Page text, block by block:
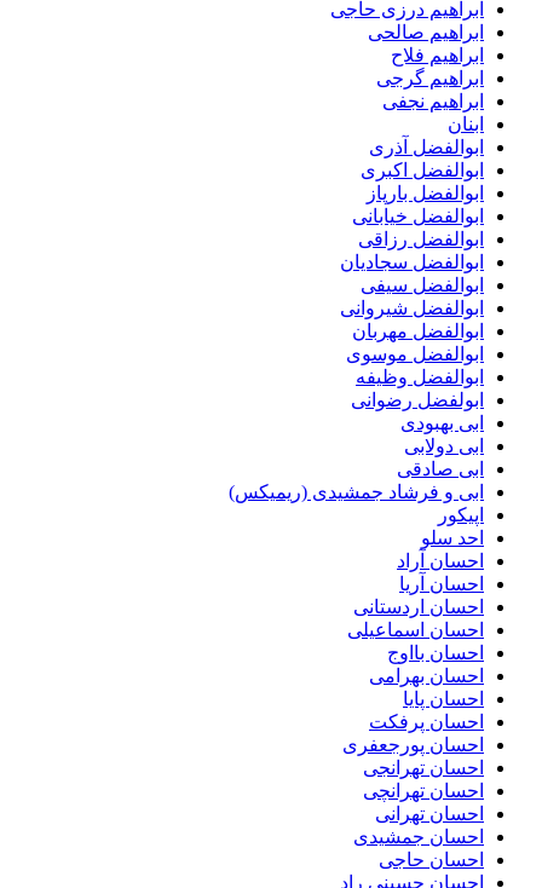
ابراهیم درزی حاجی
ابراهیم صالحی
ابراهیم فلاح
ابراهیم گرجی
ابراهیم نجفی
ابنان
ابوالفضل آذری
ابوالفضل اکبری
ابوالفضل بارپاز
ابوالفضل خیابانی
ابوالفضل رزاقی
ابوالفضل سجادیان
ابوالفضل سیفی
ابوالفضل شیروانی
ابوالفضل مهربان
ابوالفضل موسوی
ابوالفضل وظیفه
ابولفضل رضوانی
ابی بهبودی
ابی دولابی
ابی صادقی
ابی و فرشاد جمشیدی (ریمیکس)
اپیکور
احد سلو
احسان آراد
احسان آریا
احسان اردستانی
احسان اسماعیلی
احسان بااوج
احسان بهرامی
احسان پایا
احسان پرفکت
احسان پورجعفری
احسان تهرانجی
احسان تهرانچی
احسان تهرانی
احسان جمشیدی
احسان حاجی
احسان حسینی راد